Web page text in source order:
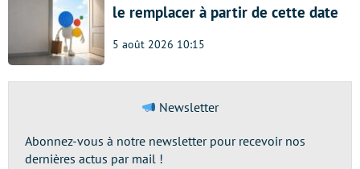
le remplacer à partir de cette date
5 août 2026 10:15
Newsletter
Abonnez-vous à notre newsletter pour recevoir nos
dernières actus par mail !